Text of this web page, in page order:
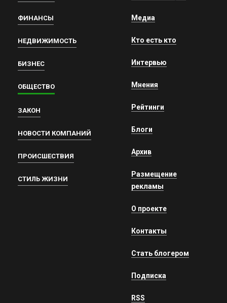
ФИНАНСЫ
НЕДВИЖИМОСТЬ
БИЗНЕС
ОБЩЕСТВО
ЗАКОН
НОВОСТИ КОМПАНИЙ
ПРОИСШЕСТВИЯ
СТИЛЬ ЖИЗНИ
Медиа
Кто есть кто
Интервью
Мнения
Рейтинги
Блоги
Архив
Размещение
рекламы
О проекте
Контакты
Стать блогером
Подписка
RSS